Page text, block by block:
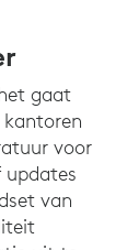
gaat
voor
van